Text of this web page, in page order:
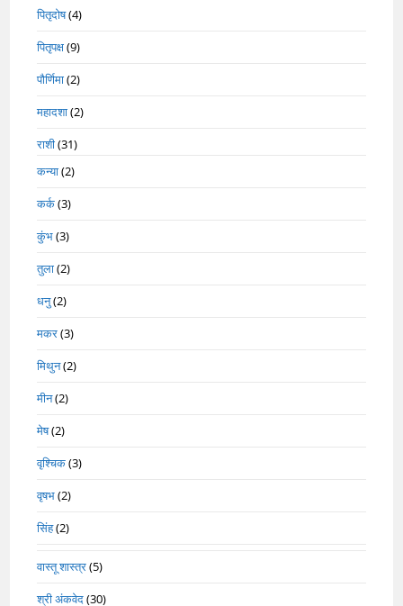
पितृदोष(4)
पितृपक्ष(9)
पौर्णिमा(2)
महादशा(2)
राशी(31)
कन्या(2)
कर्क(3)
कुंभ(3)
तुला(2)
धनु(2)
मकर(3)
मिथुन(2)
मीन(2)
मेष(2)
वृश्चिक(3)
वृषभ(2)
सिंह(2)
वास्तू शास्त्र(5)
श्री अंकवेद(30)